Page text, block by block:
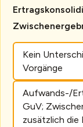
Kein
Vorgänge
Aufwands-/
GuV;
zusätzlich die